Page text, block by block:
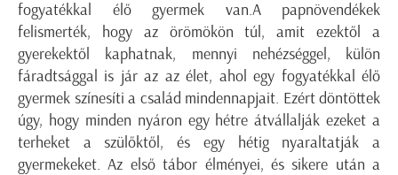
fogyatékkal élő gyermek van.A papnövendékek
felismerték, hogy az örömökön túl, amit ezektől a
gyerekektől kaphatnak, mennyi nehézséggel, külön
fáradtsággal is jár az az élet, ahol egy fogyatékkal élő
gyermek színesíti a család mindennapjait. Ezért döntöttek
úgy, hogy minden nyáron egy hétre átvállalják ezeket a
terheket a szülőktől, és egy hétig nyaraltatják a
gyermekeket. Az első tábor élményei, és sikere után a